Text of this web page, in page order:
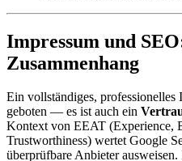
Impressum und
Zusammenhang
Ein vollständiges,
geboten — es ist auch ein
Kontext von EEAT (Experience,
Trustworthiness) wertet Google
überprüfbare Anbieter